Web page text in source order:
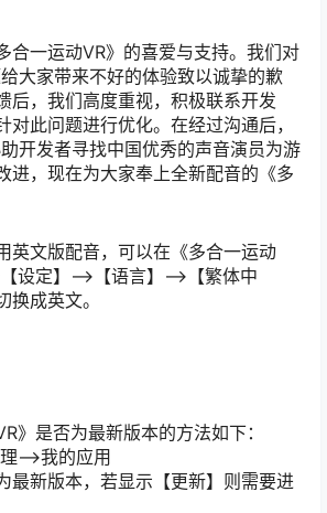
合一运动VR》的喜爱与支持。我们对
大家带来不好的体验致以诚挚的歉
后，我们高度重视，积极联系开发
对此问题进行优化。在经过沟通后，
开发者寻找中国优秀的声音演员为游
进，现在为大家奉上全新配音的《多
英文版配音，可以在《多合一运动
设定】—>【语言】—>【繁体中
成英文。
》是否为最新版本的方法如下：
—>我的应用
最新版本，若显示【更新】则需要进